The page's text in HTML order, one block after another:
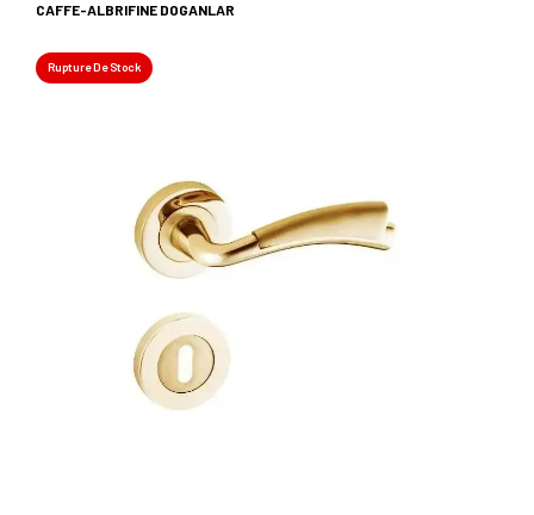
CAFFE-ALBRIFINE DOGANLAR
Rupture De Stock